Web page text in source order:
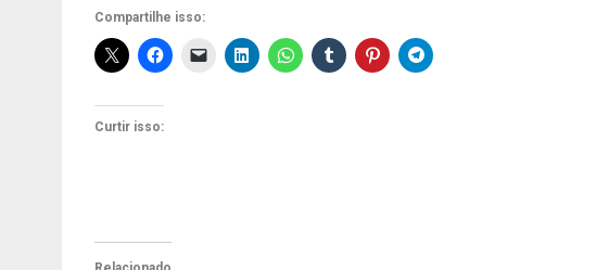
Compartilhe isso:
Curtir isso: